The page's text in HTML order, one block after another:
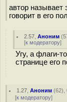
автор называет
говорит в его
2.57 ,Аноним (
[к модератору]
Угу, а флаги-
странице его
1.27 ,Аноним (62),
[к модератору]